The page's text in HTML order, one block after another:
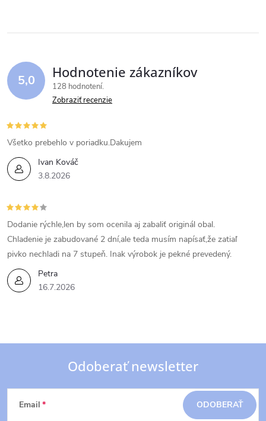
5,0 Hodnotenie zákazníkov
128 hodnotení
Zobraziť recenzie
Ivan Kováč
3.8.2026
Všetko prebehlo v poriadku.Dakujem
Petra
16.7.2026
Dodanie rýchle,len by som ocenila aj zabaliť originál obal.
Chladenie je zabudované 2 dní,ale teda musím napísať,že zatiaľ
pivko nechladi na 7 stupeň. Inak výrobok je pekné prevedený.
Z
Odoberať newsletter
Email ODOBERAŤ